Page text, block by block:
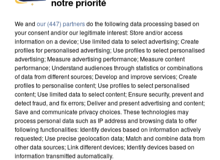
UNE TOURISTE DE L’OISE EMPORTÉE PAR UNE
COULÉE DE BOUE EN HAUTE-SAVOIE
We and our (447) partnersdo the following data processing based on
your consent and/or our legitimate interest: Store and/or access
information on a device; Use limited data to select advertising; Create
profiles for personalised advertising; Use profiles to select personalised
advertising; Measure advertising performance; Measure content
performance; Understand audiences through statistics or combinations
of data from different sources; Develop and improve services; Create
profiles to personalise content; Use profiles to select personalised
content; Use limited data to select content; Ensure security, prevent and
detect fraud, and fix errors; Deliver and present advertising and content;
Save and communicate privacy choices. These technologies may
process personal data such as IP address and browsing data to offer
following functionalities: Identify devices based on information actively
requested; Use precise geolocation data; Match and combine data from
other data sources; Link different devices; Identify devices based on
information transmitted automatically.